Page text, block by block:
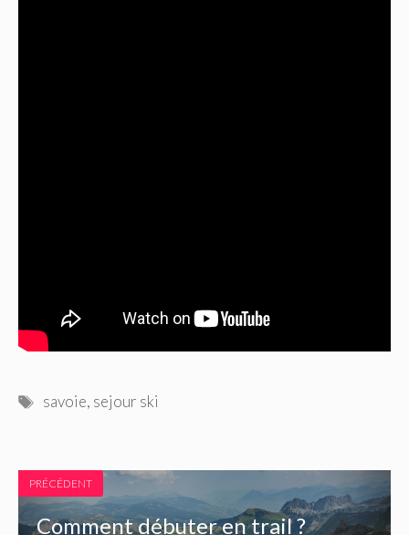
Étiquettes
savoie, sejour ski
PRÉCÉDENT
Comment débuter en trail ?